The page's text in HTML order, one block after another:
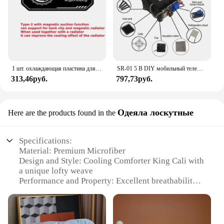
313,46руб.
SR-01 5 В DIY мобильный телефон радиатор кулер полупроводниковый охлаждающий лист бесшумный планшет компьютер охлаждающий артефакт 40*40 мм
797,73руб.
Here are the products found in the Одеяла лоскутные
Specifications:
Material: Premium Microfiber
Design and Style: Cooling Comforter King Cali with
a unique lofty weave
Performance and Property: Excellent breathability
Usage and Purpose: Ideal for hot sleepers seeking a
comfortable night's rest
Shape or Size or Weight or Quantity: Available in